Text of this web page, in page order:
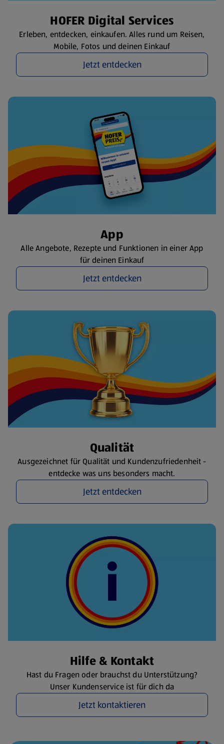
HOFER Digital Services
Erleben, entdecken, einkaufen. Alles rund um Reisen,
Mobile, Fotos und deinen Einkauf
Jetzt entdecken
App
Alle Angebote, Rezepte und Funktionen in einer App
für deinen Einkauf
Jetzt entdecken
Qualität
Ausgezeichnet für Qualität und Kundenzufriedenheit -
entdecke was uns besonders macht.
Jetzt entdecken
Hilfe & Kontakt
Hast du Fragen oder brauchst du Unterstützung?
Unser Kundenservice ist für dich da
Jetzt kontaktieren